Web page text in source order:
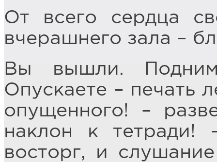
От всего сердца
вчерашнего зала –
Вы вышли.
Опускаете – печать
опущенного! –
наклон к тетради!
восторг, и